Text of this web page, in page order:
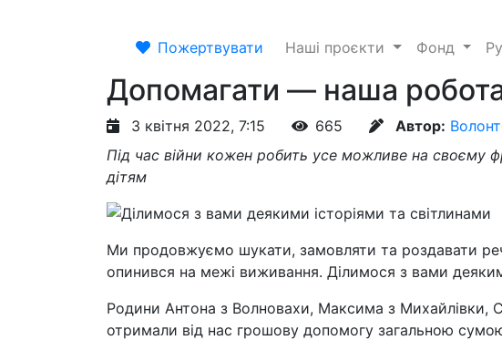
Пожертвувати Наші проєкти Фонд
Допомагати — наша
3 квітня 2022, 7:15 665 Автор:
Під час війни кожен робить усе можливе на своєму
дітям
Ми продовжуємо шукати, замовляти та роздавати
опинився на межі виживання. Ділимося з вами
Родини Антона з Волновахи, Максима з Михайлівки,
отримали від нас грошову допомогу загальною